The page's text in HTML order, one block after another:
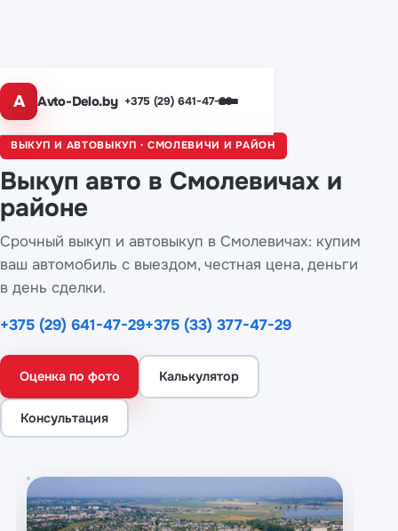
A Avto-Delo.by +375 (29) 641-47-29
Главная / Смолевичи
ВЫКУП И АВТОВЫКУП · СМОЛЕВИЧИ И РАЙОН
Выкуп авто в Смолевичах и
районе
Срочный выкуп и автовыкуп в Смолевичах: купим
ваш автомобиль с выездом, честная цена, деньги
в день сделки.
+375 (29) 641-47-29+375 (33) 377-47-29
Оценка по фото Калькулятор
Консультация